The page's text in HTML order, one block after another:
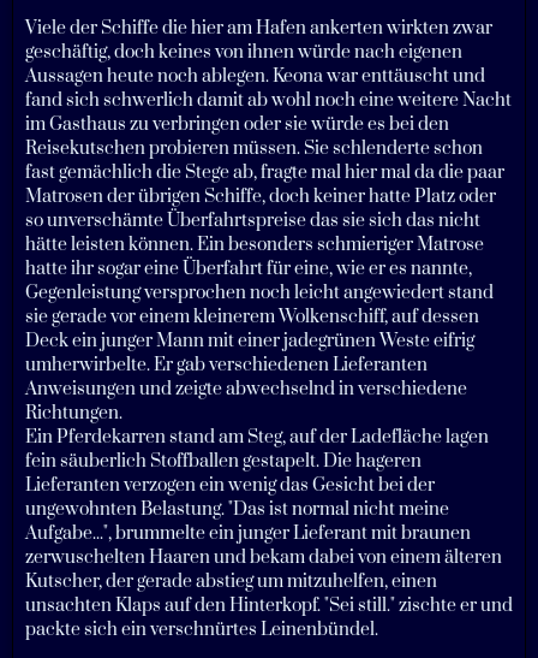
Viele der Schiffe die hier am Hafen ankerten wirkten zwar
geschäftig, doch keines von ihnen würde nach eigenen
Aussagen heute noch ablegen. Keona war enttäuscht und
fand sich schwerlich damit ab wohl noch eine weitere Nacht
im Gasthaus zu verbringen oder sie würde es bei den
Reisekutschen probieren müssen. Sie schlenderte schon
fast gemächlich die Stege ab, fragte mal hier mal da die paar
Matrosen der übrigen Schiffe, doch keiner hatte Platz oder
so unverschämte Überfahrtspreise das sie sich das nicht
hätte leisten können. Ein besonders schmieriger Matrose
hatte ihr sogar eine Überfahrt für eine, wie er es nannte,
Gegenleistung versprochen noch leicht angewiedert stand
sie gerade vor einem kleinerem Wolkenschiff, auf dessen
Deck ein junger Mann mit einer jadegrünen Weste eifrig
umherwirbelte. Er gab verschiedenen Lieferanten
Anweisungen und zeigte abwechselnd in verschiedene
Richtungen.
Ein Pferdekarren stand am Steg, auf der Ladefläche lagen
fein säuberlich Stoffballen gestapelt. Die hageren
Lieferanten verzogen ein wenig das Gesicht bei der
ungewohnten Belastung. "Das ist normal nicht meine
Aufgabe...", brummelte ein junger Lieferant mit braunen
zerwuschelten Haaren und bekam dabei von einem älteren
Kutscher, der gerade abstieg um mitzuhelfen, einen
unsachten Klaps auf den Hinterkopf. "Sei still." zischte er und
packte sich ein verschnürtes Leinenbündel.